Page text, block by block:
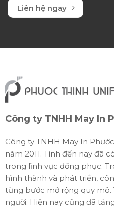
Liên hệ ngay
Công ty TNHH May In
Công ty TNHH May In
năm 2011. Tính đến nay đã
trong lĩnh vực đồng phục.
hình thành và phát triển,
từng bước mở rộng quy mô.
người. Hiện nay cũng đã